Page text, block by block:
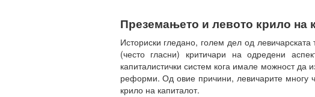
Преземањето и левото крило на
Историски гледано, голем дел од
(често гласни) критичари на одредени
капиталистички систем кога имале можност
реформи. Од овие причини, левичарите многу
крило на капиталот.